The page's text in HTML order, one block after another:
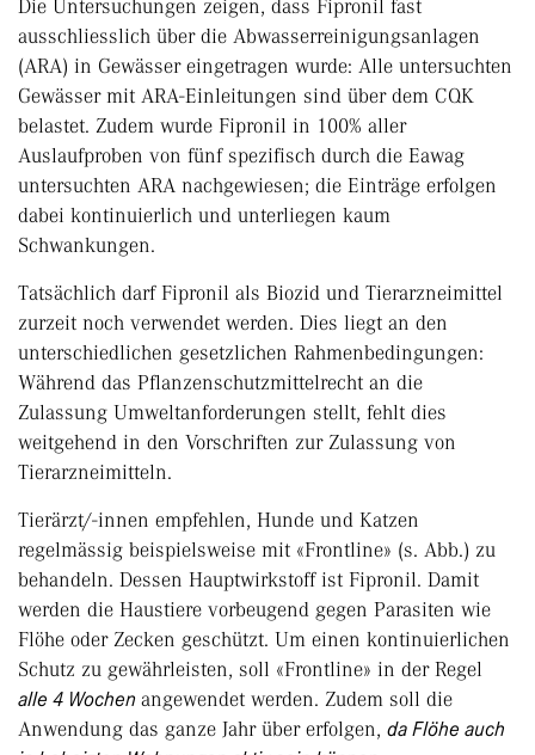
Die Untersuchungen zeigen, dass Fipronil fast
ausschliesslich über die Abwasserreinigungsanlagen
(ARA) in Gewässer eingetragen wurde: Alle untersuchten
Gewässer mit ARA-Einleitungen sind über dem CQK
belastet. Zudem wurde Fipronil in 100% aller
Auslaufproben von fünf spezifisch durch die Eawag
untersuchten ARA nachgewiesen; die Einträge erfolgen
dabei kontinuierlich und unterliegen kaum
Schwankungen.
Tatsächlich darf Fipronil als Biozid und Tierarzneimittel
zurzeit noch verwendet werden. Dies liegt an den
unterschiedlichen gesetzlichen Rahmenbedingungen:
Während das Pflanzenschutzmittelrecht an die
Zulassung Umweltanforderungen stellt, fehlt dies
weitgehend in den Vorschriften zur Zulassung von
Tierarzneimitteln.
Tierärzt/-innen empfehlen, Hunde und Katzen
regelmässig beispielsweise mit «Frontline» (s. Abb.) zu
behandeln. Dessen Hauptwirkstoff ist Fipronil. Damit
werden die Haustiere vorbeugend gegen Parasiten wie
Flöhe oder Zecken geschützt. Um einen kontinuierlichen
Schutz zu gewährleisten, soll «Frontline» in der Regel
alle 4 Wochen angewendet werden. Zudem soll die
Anwendung das ganze Jahr über erfolgen, da Flöhe auch